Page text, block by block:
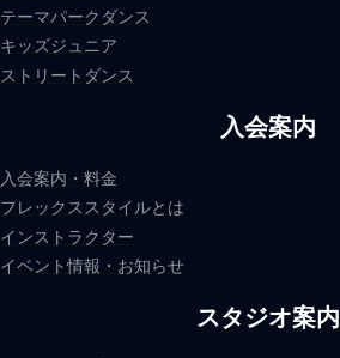
テーマパークダンス
キッズジュニア
ストリートダンス
入会案内
入会案内・料金
フレックススタイルとは
インストラクター
イベント情報・お知らせ
スタジオ案内